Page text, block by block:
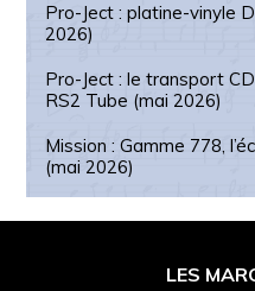
Pro-Ject : platine-vinyle
2026)
Pro-Ject : le transport
RS2 Tube (mai 2026)
Mission : Gamme 778,
(mai 2026)
LES